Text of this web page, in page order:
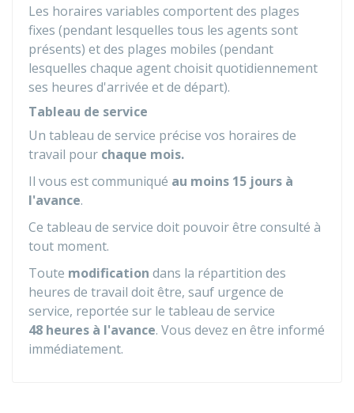
Les horaires variables comportent des plages
fixes (pendant lesquelles tous les agents sont
présents) et des plages mobiles (pendant
lesquelles chaque agent choisit quotidiennement
ses heures d'arrivée et de départ).
Tableau de service
Un tableau de service précise vos horaires de
travail pour chaque mois.
Il vous est communiqué au moins 15 jours à
l'avance.
Ce tableau de service doit pouvoir être consulté à
tout moment.
Toute modification dans la répartition des
heures de travail doit être, sauf urgence de
service, reportée sur le tableau de service
48 heures à l'avance. Vous devez en être informé
immédiatement.